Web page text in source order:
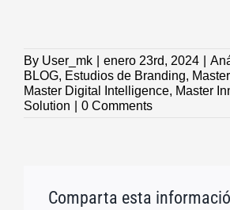
By User_mk enero 23rd, 2024
BLOG, Estudios de Branding,
Master Digital Intelligence, Master
Solution
0 Comments
Comparta esta